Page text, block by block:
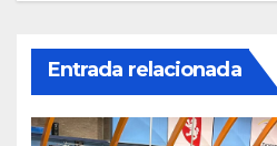
Entrada relacionada